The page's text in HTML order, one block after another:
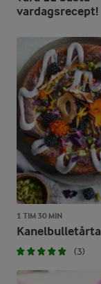
vardagsrecept!
1 TIM 30 MIN
Kanelbulletårta
(3)